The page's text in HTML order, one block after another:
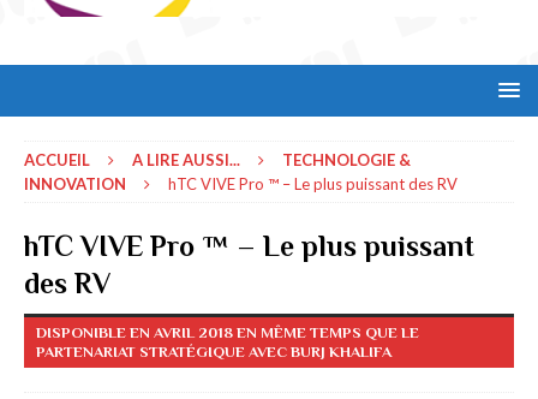
ACCUEIL A LIRE AUSSI...
TECHNOLOGIE &
INNOVATION
hTC VIVE Pro ™ – Le plus puissant des RV
hTC VIVE Pro ™ – Le plus puissant
des RV
DISPONIBLE EN AVRIL 2018 EN MÊME TEMPS QUE LE
PARTENARIAT STRATÉGIQUE AVEC BURJ KHALIFA